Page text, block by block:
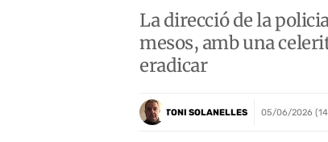
La direcció de la
mesos, amb una
eradicar
TONI SOLANELLES 05/06/2026